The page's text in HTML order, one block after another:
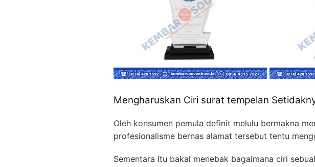
Mengharuskan Ciri surat tempelan
Oleh konsumen pemula definit melulu bermakna
profesionalisme bernas alamat tersebut tentu
Sementara Itu bakal menebak bagaimana ciri